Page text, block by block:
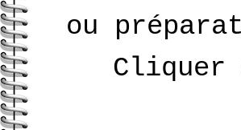
ou
Cliquer